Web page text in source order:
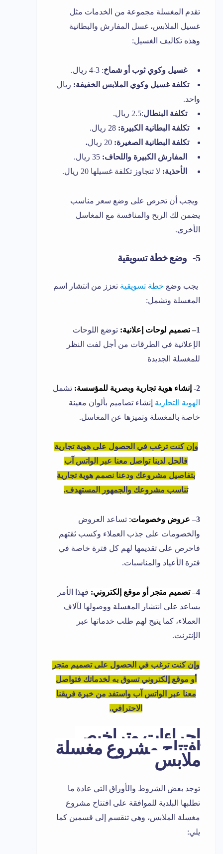
تقدم المغسلة مجموعة من الخدمات مثل
غسيل الملابس، غسل المفارش والبطانية
وهذه تكاليف الغسيل:
غسيل وكوي ثوب أو شماخ: 3-4 ريال.
تكلفة غسيل وكوي الملابس الخفيفة: ريال
واحد.
تكلفة البنطال:2.5 ريال.
تكلفة البطانية الكبيرة: 28 ريال.
تكلفة البطانية الصغيرة: 20 ريال
.
المفارش الكبيرة واللحاف:
الأحذية: لا تتجاوز تكلفة غسيلها 20 ريال.
ويجب أن تحرص على وضع سعر مناسب
يضمن لك الربح والمنافسة مع المغاسل
الأخرى.
5- وضع خطة تسويقية
يجب وضع خطة تسويقية تعزز من انتشار اسم
المغسلة وتشمل:
1
–تصميم لوحات إعلانية: توضع اللوحات
الإعلانية في الطرقات من أجل لفت النظر
للمغسلة الجديدة
2- إنشاء هوية تجارية وبصرية للمؤسسة: تشمل
الهوية التجارية إنشاء تصاميم بألوان معينة
خاصة بالمغسلة وتميزها عن المغاسل.
وإن كنت ترغب في الحصول على هوية تجارية
فالحل لدينا تواصل معنا عبر الواتس آب
بتفاصيل مشروعك ودعنا نصمم هوية تجارية
تناسب مشروعك والجمهور المستهدف.
3
– عروض وخصومات: تساعد العروض
والخصومات على جذب العملاء وكسب ثقتهم
فاحرص على تقديمها لهم كل فترة خاصة في
فترة الأعياد والمناسبات.
4
–تصميم متجر أو موقع إلكتروني: فهذا الأمر
يساعد على انتشار المغسلة ووصولها لآلاف
العملاء، كما يتيح لهم طلب خدماتها عبر
الإنترنت.
وإن كنت ترغب في الحصول على تصميم متجر
أو موقع إلكتروني تسوق به لخدماتك فتواصل
معنا عبر الواتس آب واستفد من خبرة فريقنا
الاحترافي.
إجراءات وتراخيص
افتتاح مشروع مغسلة
ملابس
توجد بعض الشروط والأوراق التي عادة ما
تطلبها البلدية للموافقة على افتتاح مشروع
مغسلة الملابس، وهي تنقسم إلى قسمين كما
يلي: